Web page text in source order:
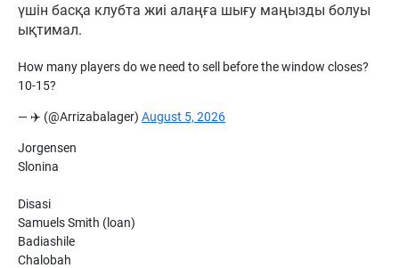
үшін басқа клубта жиі алаңға шығу маңызды болуы
ықтимал.
How many players do we need to sell before the window closes?
10-15?
— ✈️ (@Arrizabalager) August 5, 2026
Jorgensen
Slonina
Disasi
Samuels Smith (loan)
Badiashile
Chalobah